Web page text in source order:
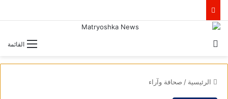
القائمة
الرئيسية / صحافة وآراء